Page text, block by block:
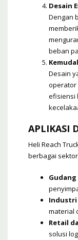
Desain
Dengan
beban
Desain
operator
efisiensi
APLIKASI
Heli Reach
berbagai
material
Retail
solusi